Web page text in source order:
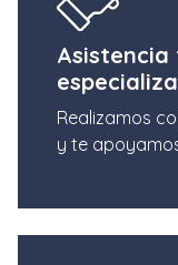
Asistencia
Realizamos
y te